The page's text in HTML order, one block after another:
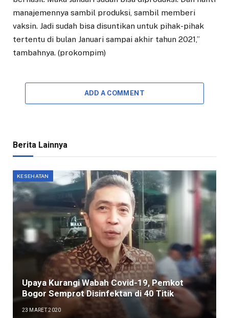
manajemennya sambil produksi, sambil memberi
vaksin. Jadi sudah bisa disuntikan untuk pihak-pihak
tertentu di bulan Januari sampai akhir tahun 2021,”
tambahnya. (prokompim)
ADD A COMMENT
Berita Lainnya
KESEHATAN
Upaya Kurangi Wabah Covid-19, Pemkot
Bogor Semprot Disinfektan di 40 Titik
23 MARET 2020